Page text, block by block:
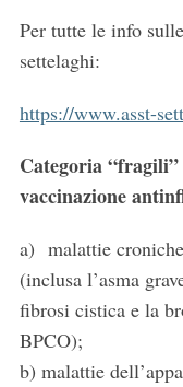
Per tutte le info
settelaghi:
https://www.asst-
Categoria
vaccinazione
a) malattie
(inclusa l’asma
fibrosi cistica e la
BPCO);
b) malattie